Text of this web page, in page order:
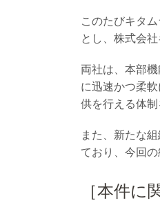
このたびキタ
とし、株式会
両社は、本部
に迅速かつ柔
供を行える体制
また、新たな
ており、今回
［本件に